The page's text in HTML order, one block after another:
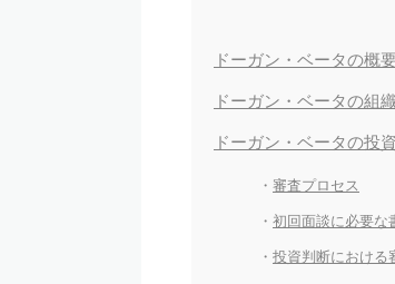
ドーガン・ベータの概要
ドーガン・ベータの組
ドーガン・ベータの投
審査プロセス
初回面談に必要な
投資判断における